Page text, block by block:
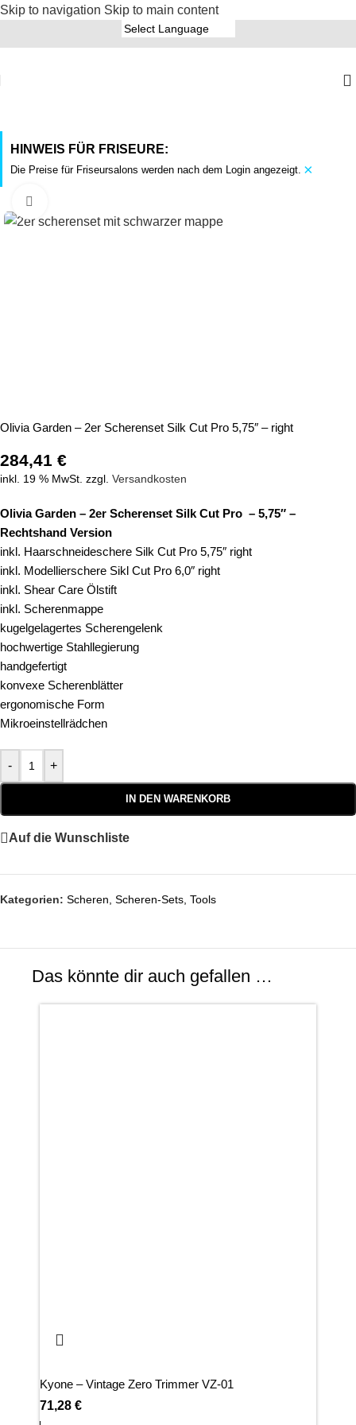
Skip to navigation Skip to main content
HINWEIS FÜR FRISEURE:
Die Preise für Friseursalons werden nach dem Login angezeigt. ×
Olivia Garden – 2er Scherenset Silk Cut Pro 5,75″ – right
284,41 €
inkl. 19 % MwSt. zzgl. Versandkosten
Olivia Garden – 2er Scherenset Silk Cut Pro – 5,75″ –
Rechtshand Version
inkl. Haarschneideschere Silk Cut Pro 5,75″ right
inkl. Modellierschere Sikl Cut Pro 6,0″ right
inkl. Shear Care Ölstift
inkl. Scherenmappe
kugelgelagertes Scherengelenk
hochwertige Stahllegierung
handgefertigt
konvexe Scherenblätter
ergonomische Form
Mikroeinstellrädchen
- +
IN DEN WARENKORB
Auf die Wunschliste
Kategorien: Scheren Scheren-Sets Tools
Das könnte dir auch gefallen …
Kyone – Vintage Zero Trimmer VZ-01
71,28 €